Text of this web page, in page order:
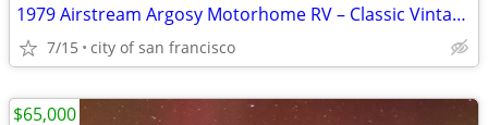
1979 Airstream Argosy Motorhome RV – Classic Vintage Camper
7/15 city of san francisco
$65,000